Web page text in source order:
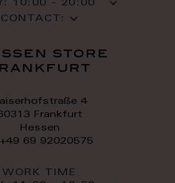
10:00 - 20:00
CONTACT:
store
4
Frankfurt
Hessen
+49 69 92020575
WORK TIME